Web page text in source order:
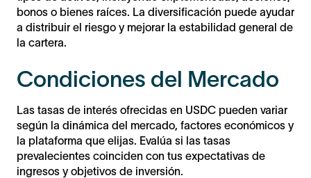
bonos o bienes raíces. La diversificación puede ayudar
a distribuir el riesgo y mejorar la estabilidad general de
la cartera.
Condiciones del Mercado
Las tasas de interés ofrecidas en USDC pueden variar
según la dinámica del mercado, factores económicos y
la plataforma que elijas. Evalúa si las tasas
prevalecientes coinciden con tus expectativas de
ingresos y objetivos de inversión.